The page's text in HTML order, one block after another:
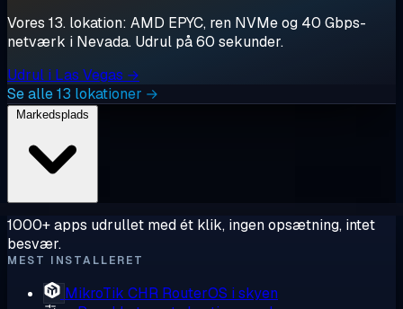
Vores 13. lokation: AMD EPYC, ren NVMe og 40 Gbps-
netværk i Nevada. Udrul på 60 sekunder.
Udrul i Las Vegas →
Se alle 13 lokationer →
1000+ apps udrullet med ét klik, ingen opsætning, intet
besvær.
MEST INSTALLERET
MikroTik CHR RouterOS i skyen